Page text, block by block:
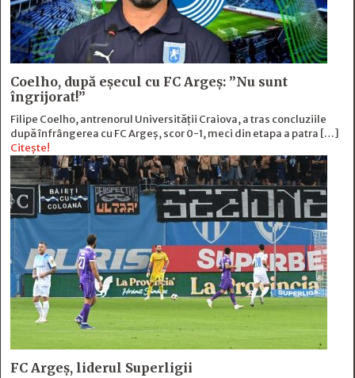
Coelho, după eșecul cu FC Argeș: ”Nu sunt
îngrijorat!”
Filipe Coelho, antrenorul Universității Craiova, a tras concluziile
după înfrângerea cu FC Argeș, scor 0-1, meci din etapa a patra […]
Citește!
FC Argeș, liderul Superligii